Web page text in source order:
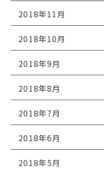
2018年11月
2018年10月
2018年9月
2018年8月
2018年7月
2018年6月
2018年5月